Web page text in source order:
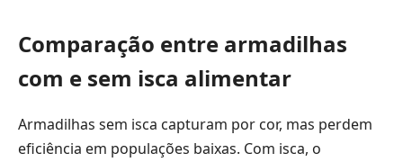
Comparação entre armadilhas
com e sem isca alimentar
Armadilhas sem isca capturam por cor, mas perdem
eficiência em populações baixas. Com isca, o